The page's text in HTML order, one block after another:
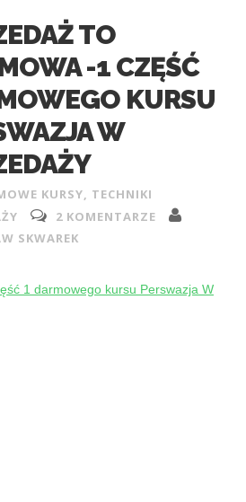
TO
-1 CZĘŚĆ
KURSU
W
KURSY, TECHNIKI
2 KOMENTARZE
SKWAREK
1 darmowego kursu Perswazja W